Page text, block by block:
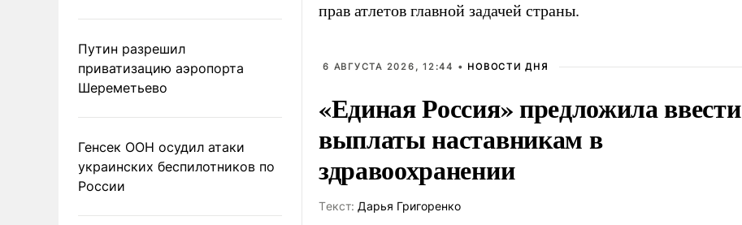
Путин разрешил
приватизацию аэропорта
Шереметьево
Генсек ООН осудил атаки
украинских беспилотников по
России
прав атлетов главной задачей страны.
6 АВГУСТА 2026, 12:44 • НОВОСТИ ДНЯ
«Единая Россия» предложила ввести
выплаты наставникам в
здравоохранении
Tекст: Дарья Григоренко